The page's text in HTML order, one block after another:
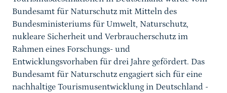
Bundesamt für Naturschutz mit Mitteln des
Bundesministeriums für Umwelt, Naturschutz,
nukleare Sicherheit und Verbraucherschutz im
Rahmen eines Forschungs- und
Entwicklungsvorhaben für drei Jahre gefördert. Das
Bundesamt für Naturschutz engagiert sich für eine
nachhaltige Tourismusentwicklung in Deutschland -